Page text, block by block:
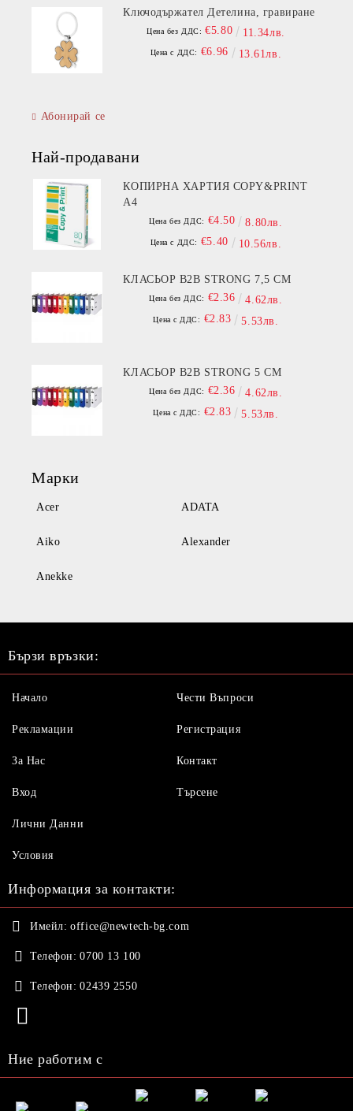
Ключодържател Детелина, гравиране
Цена без ДДС: €5.80 11.34лв.
Цена с ДДС: €6.96 13.61лв.
Абонирай се
Най-продавани
КОПИРНА ХАРТИЯ COPY&PRINT
A4
Цена без ДДС: €4.50 8.80лв.
Цена с ДДС: €5.40 10.56лв.
КЛАСЬОР B2B STRONG 7,5 СМ
Цена без ДДС: €2.36 4.62лв.
Цена с ДДС: €2.83 5.53лв.
КЛАСЬОР B2B STRONG 5 СМ
Цена без ДДС: €2.36 4.62лв.
Цена с ДДС: €2.83 5.53лв.
Марки
Acer ADATA
Aiko Alexander
Anekke
Бързи връзки:
Начало
Рекламации
За Нас
Вход
Чести Въпроси
Регистрация
Контакт
Търсене
Лични Данни
Условия
Информация за контакти:
Имейл: office@newtech-bg.com
Телефон: 0700 13 100
Телефон: 02439 2550
Ние работим с